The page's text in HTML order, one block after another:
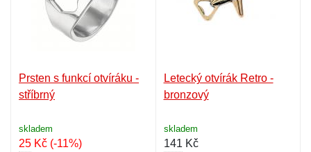
Prsten s funkcí otvíráku -
stříbrný
skladem
25 Kč (-11%)
Letecký otvírák Retro -
bronzový
skladem
141 Kč